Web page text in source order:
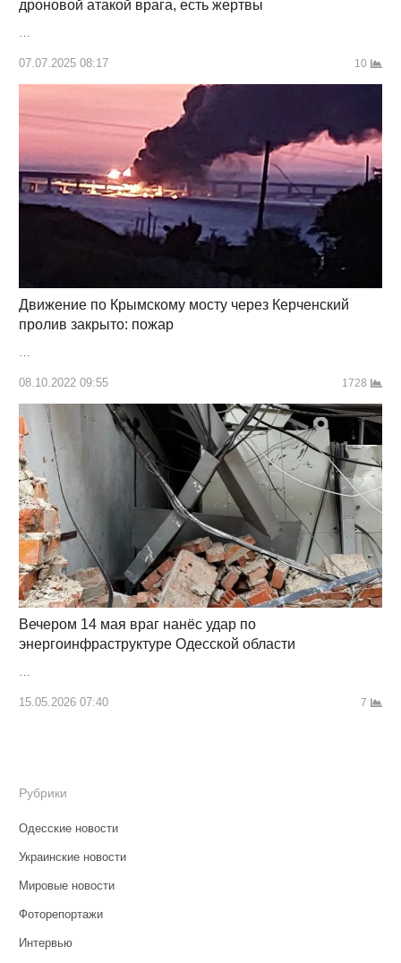
дроновой атакой врага, есть жертвы
…
07.07.2025 08:17 10
Движение по Крымскому мосту через Керченский
пролив закрыто: пожар
…
08.10.2022 09:55 1728
Вечером 14 мая враг нанёс удар по
энергоинфраструктуре Одесской области
…
15.05.2026 07:40 7
Рубрики
Одесские новости
Украинские новости
Мировые новости
Фоторепортажи
Интервью